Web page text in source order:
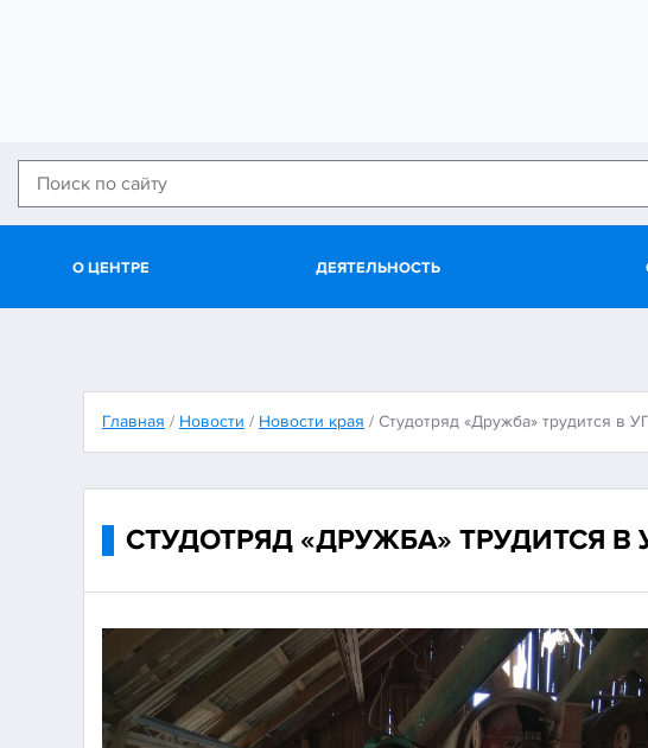
О ЦЕНТРЕ ДЕЯТЕЛЬНОСТЬ
Главная / Новости / Новости края / Студотряд «Дружба» трудится в
СТУДОТРЯД «ДРУЖБА» ТРУДИТСЯ В